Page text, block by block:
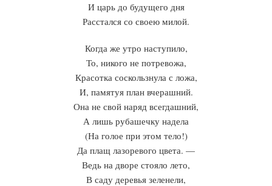
И царь до будущего дня
Расстался со своею милой.
Когда же утро наступило,
То, никого не потревожа,
Красотка соскользнула с ложа,
И, памятуя план вчерашний.
Она не свой наряд всегдашний,
А лишь рубашечку надела
(На голое при этом тело!)
Да плащ лазоревого цвета. —
Ведь на дворе стояло лето,
В саду деревья зеленели,